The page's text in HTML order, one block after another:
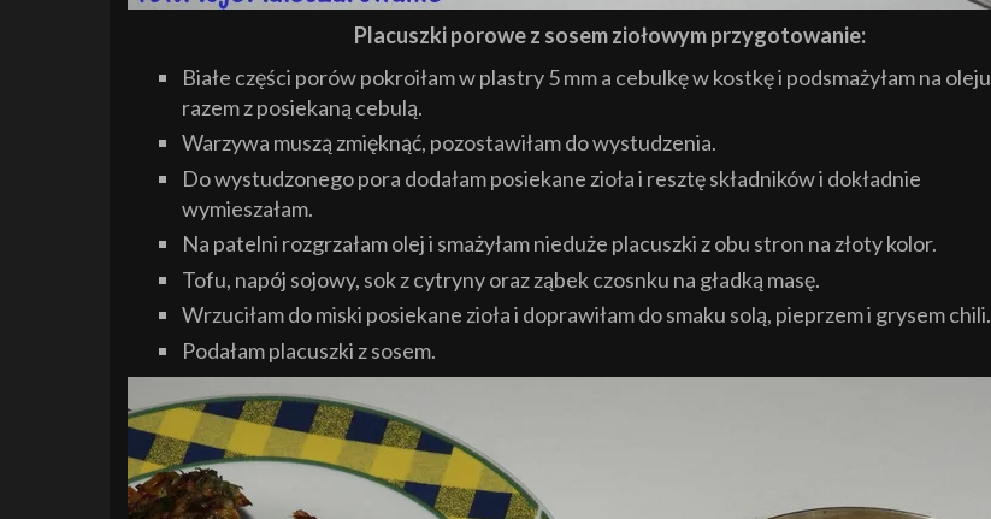
Placuszki porowe z sosem ziołowym przygotowanie:
Białe części porów pokroiłam w plastry 5 mm a cebulkę w kostkę i podsmażyłam na oleju
razem z posiekaną cebulą.
Warzywa muszą zmięknąć, pozostawiłam do wystudzenia.
Do wystudzonego pora dodałam posiekane zioła i resztę składników i dokładnie
wymieszałam.
Na patelni rozgrzałam olej i smażyłam nieduże placuszki z obu stron na złoty kolor.
Tofu, napój sojowy, sok z cytryny oraz ząbek czosnku na gładką masę.
Wrzuciłam do miski posiekane zioła i doprawiłam do smaku solą, pieprzem i grysem chili.
Podałam placuszki z sosem.